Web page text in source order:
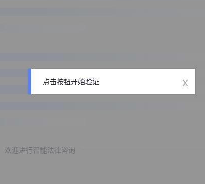
欢迎进行智能法律咨询
点击按钮开始验证 x